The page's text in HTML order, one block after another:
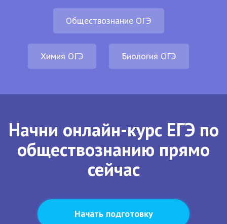
Обществознание ОГЭ
Химия ОГЭ Биология ОГЭ
Начни онлайн-курс ЕГЭ по
обществознанию прямо
сейчас
Начать подготовку